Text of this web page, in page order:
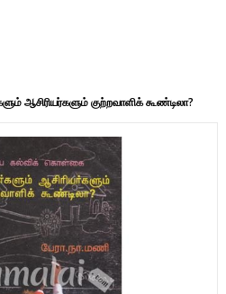
ஆசிரியர்களும் குற்றவாளிக் கூண்டிலா?